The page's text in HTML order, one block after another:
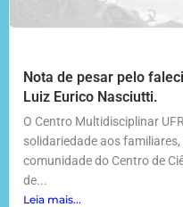
Nota de pesar pelo
Luiz Eurico Nasciutti.
O Centro Multidisciplinar
solidariedade aos
comunidade do Centro de
de...
Leia mais...